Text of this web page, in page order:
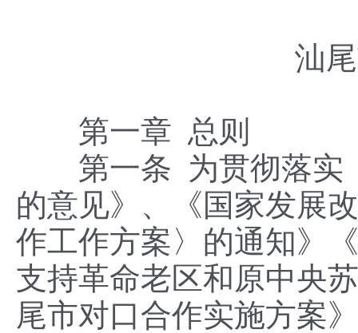
汕
第一章 总则
第一条 为贯彻落实《
的意见》、《国家发展
作工作方案〉的通知》
支持革命老区和原中央
尾市对口合作实施方案